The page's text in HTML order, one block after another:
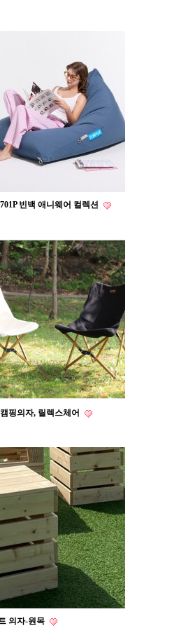
빈백 애니웨어 컬렉션
핑의자, 릴렉스체어
의자-원목